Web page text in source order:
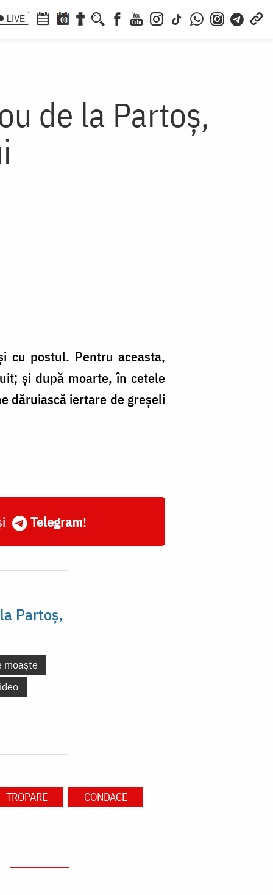
LIVE 08
de la Partoş,
cu postul. Pentru aceasta,
şi după moarte, în cetele
dăruiască iertare de greşeli
Telegram!
Partoș,
moaște
TROPARE CONDACE